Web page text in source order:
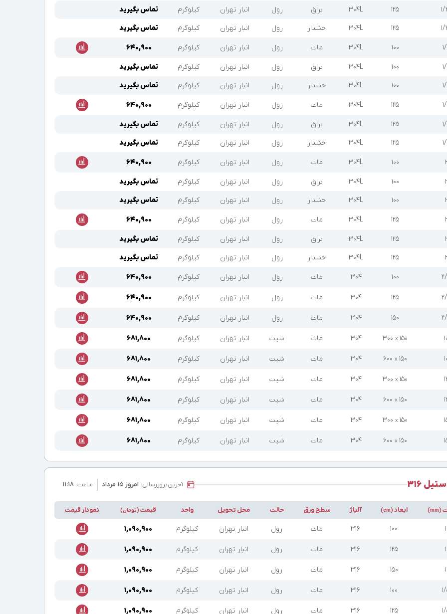
۱۲۵ 304L براق رول انبار تهران کیلوگرم
تماس بگیرید
۱۲۵ 304L خشدار رول انبار تهران کیلوگرم تماس بگیرید
۱۰۰ 304L مات رول انبار تهران کیلوگرم ۶۴۰,۹۰۰
۱۰۰ 304L براق رول انبار تهران کیلوگرم
تماس بگیرید
۱۰۰ 304L خشدار رول انبار تهران کیلوگرم تماس بگیرید
۱۲۵ 304L مات رول انبار تهران کیلوگرم ۶۴۰,۹۰۰
۱۲۵ 304L براق رول انبار تهران کیلوگرم
تماس بگیرید
۱۲۵ 304L خشدار رول انبار تهران کیلوگرم تماس بگیرید
۱۰۰ 304L مات رول انبار تهران کیلوگرم ۶۴۰,۹۰۰
۱۰۰ 304L براق رول انبار تهران کیلوگرم
تماس بگیرید
۱۰۰ 304L خشدار رول انبار تهران کیلوگرم تماس بگیرید
۱۲۵ 304L مات رول انبار تهران کیلوگرم ۶۴۰,۹۰۰
۱۲۵ 304L براق رول انبار تهران کیلوگرم
تماس بگیرید
۱۲۵ 304L خشدار رول انبار تهران کیلوگرم تماس بگیرید
۵ ۱۰۰ 304 مات رول انبار تهران کیلوگرم ۶۴۰,۹۰۰
۵ ۱۲۵ 304 مات رول انبار تهران کیلوگرم ۶۴۰,۹۰۰
۵ ۱۵۰ 304 مات رول انبار تهران کیلوگرم ۶۴۰,۹۰۰
۱۵۰ x ۳۰۰ 304 مات شیت انبار تهران کیلوگرم ۶۸۱,۸۰۰
۱۵۰ x ۶۰۰ 304 مات شیت انبار تهران کیلوگرم ۶۸۱,۸۰۰
۱۵۰ x ۳۰۰ 304 مات شیت انبار تهران کیلوگرم ۶۸۱,۸۰۰
۱۵۰ x ۶۰۰ 304 مات شیت انبار تهران کیلوگرم ۶۸۱,۸۰۰
۱۵۰ x ۳۰۰ 304 مات شیت انبار تهران کیلوگرم ۶۸۱,۸۰۰
۱۵۰ x ۶۰۰ 304 مات شیت انبار تهران کیلوگرم ۶۸۱,۸۰۰
316 آخرینبروزرسانی: امروز ۱۵ مرداد ساعت: ۱۱:۱۸
(mm) ابعاد (cm) آلیاژ سطح ورق حالت محل تحویل واحد قیمت (تومان) نمودار قیمت
۱ ۱۰۰ 316 مات رول انبار تهران کیلوگرم ۱,۰۹۰,۹۰۰
۱ ۱۲۵ 316 مات رول انبار تهران کیلوگرم ۱,۰۹۰,۹۰۰
۱ ۱۵۰ 316 مات رول انبار تهران کیلوگرم ۱,۰۹۰,۹۰۰
۵ ۱۰۰ 316 مات رول انبار تهران کیلوگرم ۱,۰۹۰,۹۰۰
۵ ۱۲۵ 316 مات رول انبار تهران کیلوگرم ۱,۰۹۰,۹۰۰